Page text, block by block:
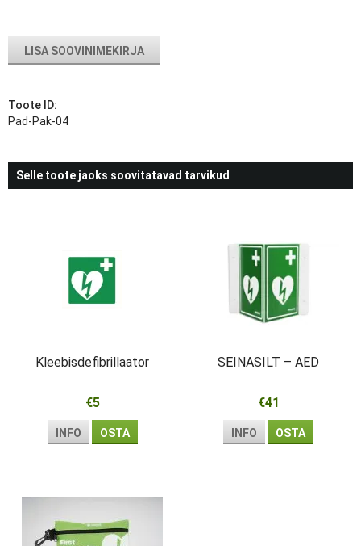
LISA SOOVINIMEKIRJA
Toote ID:
Pad-Pak-04
Selle toote jaoks soovitatavad tarvikud
Kleebisdefibrillaator
€5
INFO OSTA
SEINASILT – AED
€41
INFO OSTA